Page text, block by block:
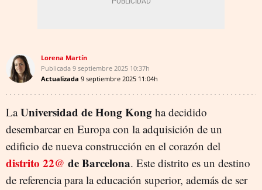
Lorena Martín
Publicada 9 septiembre 2025 10:37h
Actualizada 9 septiembre 2025 11:04h
LaUniversidad de Hong Kong ha decidido
desembarcar en Europa con la adquisición de un
edificio de nueva construcción en el corazón del
distrito 22@ de Barcelona. Este distrito es un destino
de referencia para la educación superior, además de ser